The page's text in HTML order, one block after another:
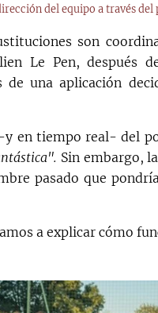
del equipo a través
son
Le Pen, después
de una aplicación
y en tiempo real- del
Sin embargo,
pasado que
a explicar cómo